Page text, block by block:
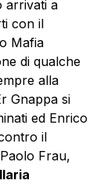
arrivati a
con il
Mafia
di qualche
alla
Gnappa si
ed Enrico
il
Frau,
Ilaria